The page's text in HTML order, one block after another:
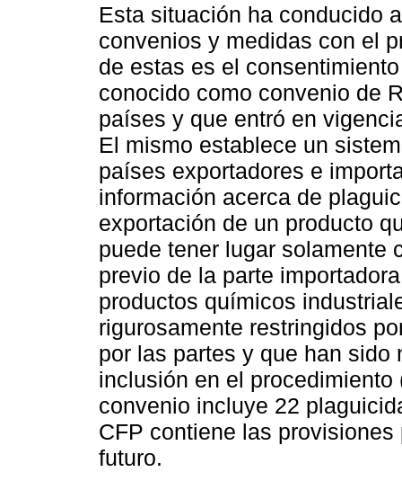
Esta situación ha conducido
convenios y medidas con el
de estas es el
conocido como convenio de
países y que entró en
El mismo establece un
países exportadores e
información acerca de
exportación de un producto
puede tener lugar solamente
previo de la parte
productos químicos
rigurosamente restringidos
por las partes y que han
inclusión en el
convenio incluye 22
CFP contiene las
futuro.